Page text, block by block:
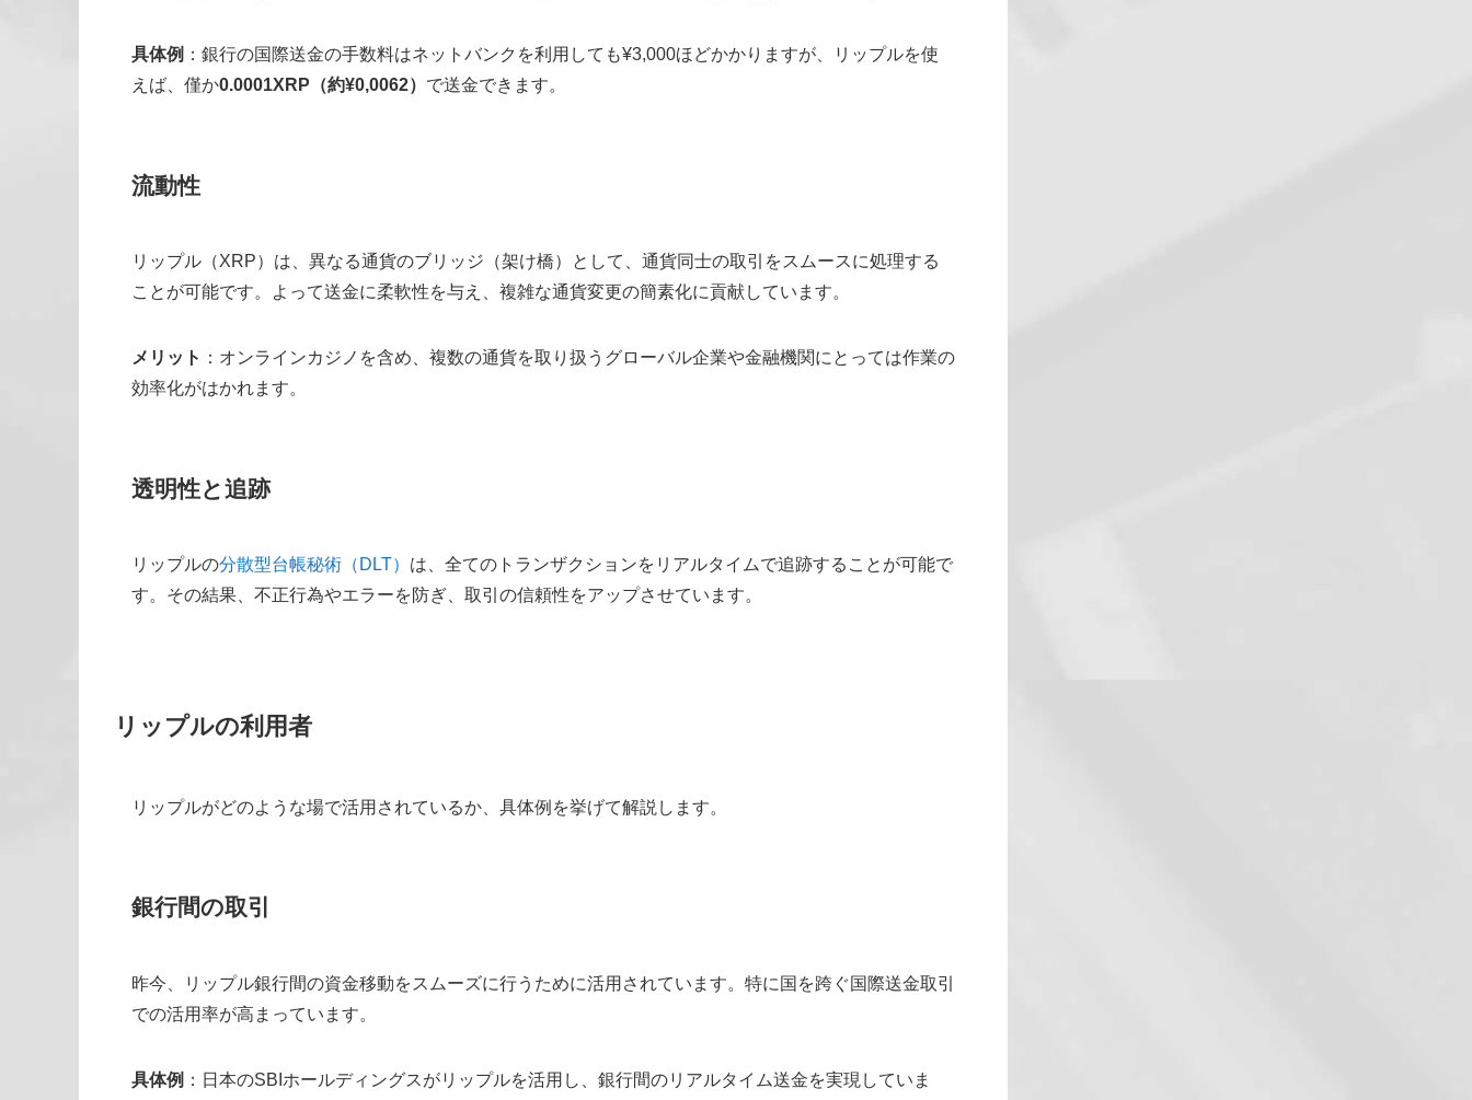
具体例 ：銀行の国際送金の手数料はネットバンクを利用しても¥3,000ほどかかりますが、リップルを使
えば、僅か0.0001XRP（約¥0,0062） で送金できます。
流動性
リップル（XRP）は、異なる通貨のブリッジ（架け橋）として、通貨同士の取引をスムースに処理する
ことが可能です。よって送金に柔軟性を与え、複雑な通貨変更の簡素化に貢献しています。
メリット ：オンラインカジノを含め、複数の通貨を取り扱うグローバル企業や金融機関にとっては作業の
効率化がはかれます。
透明性と追跡
リップルの分散型台帳秘術（DLT） は、全てのトランザクションをリアルタイムで追跡することが可能で
す。その結果、不正行為やエラーを防ぎ、取引の信頼性をアップさせています。
リップルの利用者
リップルがどのような場で活用されているか、具体例を挙げて解説します。
銀行間の取引
昨今、リップル銀行間の資金移動をスムーズに行うために活用されています。特に国を跨ぐ国際送金取引
での活用率が高まっています。
具体例 ：日本のSBIホールディングスがリップルを活用し、銀行間のリアルタイム送金を実現していま